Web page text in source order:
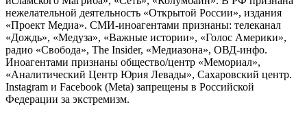
нежелательной деятельность «Открытой России», издания
«Проект Медиа». СМИ-иноагентами признаны: телеканал
«Дождь», «Медуза», «Важные истории», «Голос Америки»,
радио «Свобода», The Insider, «Медиазона», ОВД-инфо.
Иноагентами признаны общество/центр «Мемориал»,
«Аналитический Центр Юрия Левады», Сахаровский центр.
Instagram и Facebook (Metа) запрещены в Российской
Федерации за экстремизм.